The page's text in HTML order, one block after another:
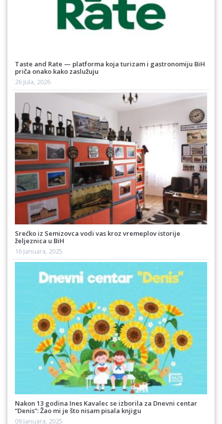
Taste and Rate — platforma koja turizam i gastronomiju BiH
priča onako kako zaslužuju
26 Jula, 2026
Srećko iz Semizovca vodi vas kroz vremeplov istorije
željeznica u BiH
16 Januara, 2025
Nakon 13 godina Ines Kavalec se izborila za Dnevni centar
“Denis”: Žao mi je što nisam pisala knjigu
09 Januara, 2025